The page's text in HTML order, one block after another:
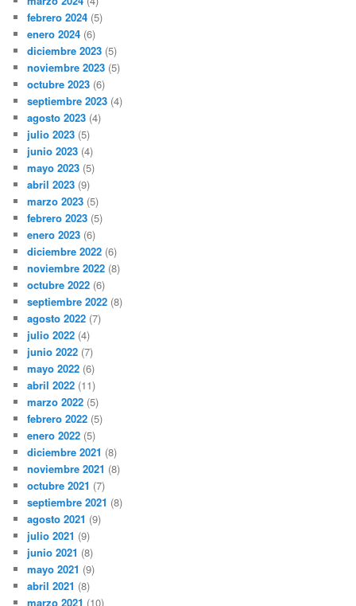
febrero 2024 (5)
enero 2024 (6)
diciembre 2023 (5)
noviembre 2023 (5)
octubre 2023 (6)
septiembre 2023 (4)
agosto 2023 (4)
julio 2023 (5)
junio 2023 (4)
mayo 2023 (5)
abril 2023 (9)
marzo 2023 (5)
febrero 2023 (5)
enero 2023 (6)
diciembre 2022 (6)
noviembre 2022 (8)
octubre 2022 (6)
septiembre 2022 (8)
agosto 2022 (7)
julio 2022 (4)
junio 2022 (7)
mayo 2022 (6)
abril 2022 (11)
marzo 2022 (5)
febrero 2022 (5)
enero 2022 (5)
diciembre 2021 (8)
noviembre 2021 (8)
octubre 2021 (7)
septiembre 2021 (8)
agosto 2021 (9)
julio 2021 (9)
junio 2021 (8)
mayo 2021 (9)
abril 2021 (8)
marzo 2021 (10)